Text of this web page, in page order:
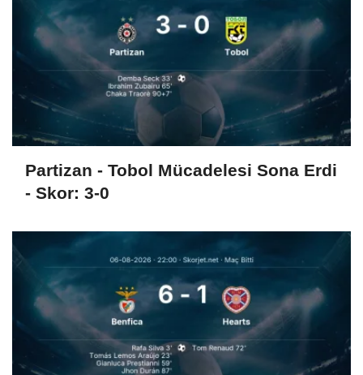
Partizan - Tobol Mücadelesi Sona Erdi
- Skor: 3-0